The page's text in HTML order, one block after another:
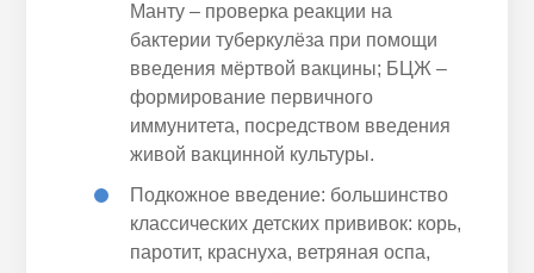
Манту – проверка реакции на
бактерии туберкулёза при помощи
введения мёртвой вакцины; БЦЖ –
формирование первичного
иммунитета, посредством введения
живой вакцинной культуры.
Подкожное введение: большинство
классических детских прививок: корь,
паротит, краснуха, ветряная оспа,